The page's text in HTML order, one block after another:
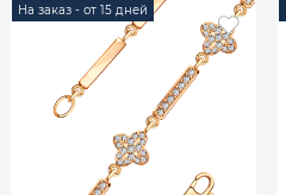
На заказ - от 15 дней